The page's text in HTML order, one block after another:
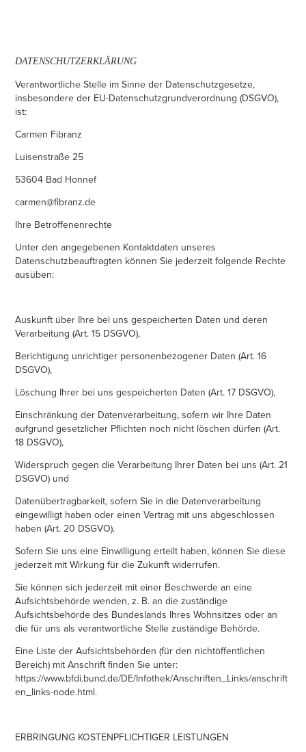
DATENSCHUTZERKLÄRUNG
Verantwortliche Stelle im Sinne der Datenschutzgesetze,
insbesondere der EU-Datenschutzgrundverordnung (DSGVO),
ist:
Carmen Fibranz
Luisenstraße 25
53604 Bad Honnef
carmen@fibranz.de
Ihre Betroffenenrechte
Unter den angegebenen Kontaktdaten unseres
Datenschutzbeauftragten können Sie jederzeit folgende Rechte
ausüben:
Auskunft über Ihre bei uns gespeicherten Daten und deren
Verarbeitung (Art. 15 DSGVO),
Berichtigung unrichtiger personenbezogener Daten (Art. 16
DSGVO),
Löschung Ihrer bei uns gespeicherten Daten (Art. 17 DSGVO),
Einschränkung der Datenverarbeitung, sofern wir Ihre Daten
aufgrund gesetzlicher Pflichten noch nicht löschen dürfen (Art.
18 DSGVO),
Widerspruch gegen die Verarbeitung Ihrer Daten bei uns (Art. 21
DSGVO) und
Datenübertragbarkeit, sofern Sie in die Datenverarbeitung
eingewilligt haben oder einen Vertrag mit uns abgeschlossen
haben (Art. 20 DSGVO).
Sofern Sie uns eine Einwilligung erteilt haben, können Sie diese
jederzeit mit Wirkung für die Zukunft widerrufen.
Sie können sich jederzeit mit einer Beschwerde an eine
Aufsichtsbehörde wenden, z. B. an die zuständige
Aufsichtsbehörde des Bundeslands Ihres Wohnsitzes oder an
die für uns als verantwortliche Stelle zuständige Behörde.
Eine Liste der Aufsichtsbehörden (für den nichtöffentlichen
Bereich) mit Anschrift finden Sie unter:
https://www.bfdi.bund.de/DE/Infothek/Anschriften_Links/anschrift
en_links-node.html.
ERBRINGUNG KOSTENPFLICHTIGER LEISTUNGEN